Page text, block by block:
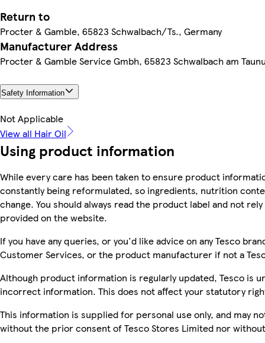
Return to
Procter & Gamble, 65823 Schwalbach/Ts., Germany
Manufacturer Address
Procter & Gamble Service Gmbh, 65823 Schwalbach am
Safety Information
Not Applicable
View all Hair Oil
Using product information
While every care has been taken to ensure product
constantly being reformulated, so ingredients, nutrition
change. You should always read the product label and not
provided on the website.
If you have any queries, or you'd like advice on any Tesco
Customer Services, or the product manufacturer if not a
Although product information is regularly updated, Tesco is
incorrect information. This does not affect your statutory
This information is supplied for personal use only, and may
without the prior consent of Tesco Stores Limited nor